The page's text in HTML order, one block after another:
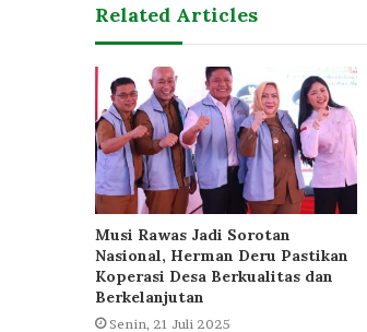
Related Articles
Musi Rawas Jadi Sorotan
Nasional, Herman Deru Pastikan
Koperasi Desa Berkualitas dan
Berkelanjutan
Senin, 21 Juli 2025